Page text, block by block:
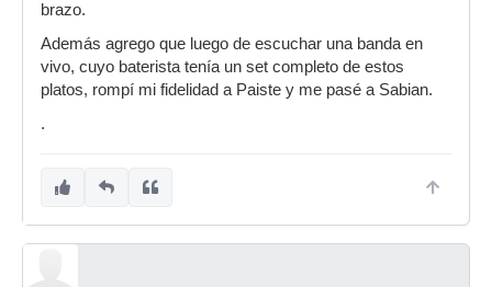
brazo.
Además agrego que luego de escuchar una banda en
vivo, cuyo baterista tenía un set completo de estos
platos, rompí mi fidelidad a Paiste y me pasé a Sabian.
.